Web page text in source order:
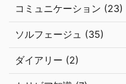
コミュニケーション (23)
ソルフェージュ (35)
ダイアリー (2)